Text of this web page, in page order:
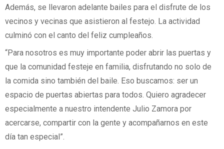
Además, se llevaron adelante bailes para el disfrute de los
vecinos y vecinas que asistieron al festejo. La actividad
culminó con el canto del feliz cumpleaños.
“Para nosotros es muy importante poder abrir las puertas y
que la comunidad festeje en familia, disfrutando no solo de
la comida sino también del baile. Eso buscamos: ser un
espacio de puertas abiertas para todos. Quiero agradecer
especialmente a nuestro intendente Julio Zamora por
acercarse, compartir con la gente y acompañarnos en este
día tan especial”.